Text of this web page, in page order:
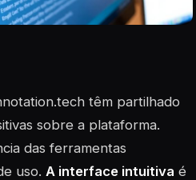
têm partilhado
sobre a plataforma.
das ferramentas
uso. A interface intuitiva é